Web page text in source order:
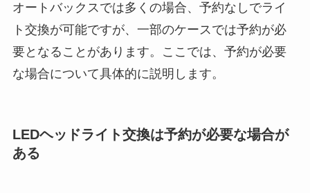
オートバックスでは多くの場合、予約なしでライ
ト交換が可能ですが、一部のケースでは予約が必
要となることがあります。ここでは、予約が必要
な場合について具体的に説明します。
LEDヘッドライト交換は予約が必要な場合が
ある